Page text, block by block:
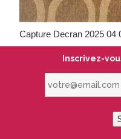
Capture Decran 2025 04
Inscrivez-